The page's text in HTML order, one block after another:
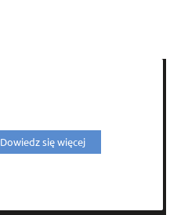
Dowiedz się więcej